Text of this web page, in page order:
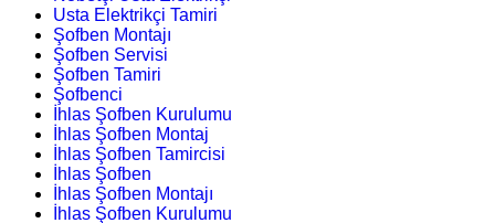
Usta Elektrikçi Tamiri
Şofben Montajı
Şofben Servisi
Şofben Tamiri
Şofbenci
İhlas Şofben Kurulumu
İhlas Şofben Montaj
İhlas Şofben Tamircisi
İhlas Şofben
İhlas Şofben Montajı
İhlas Şofben Kurulumu